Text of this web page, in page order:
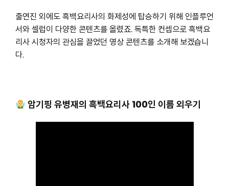
출연진 외에도 흑백요리사의 화제성에 탑승하기 위해 인플루언
서와 셀럽이 다양한 콘텐츠를 올렸죠. 독특한 컨셉으로 흑백요
리사 시청자의 관심을 끌었던 영상 콘텐츠를 소개해 보겠습니
다.
암기핑 유병재의 흑백요리사 100인 이름 외우기